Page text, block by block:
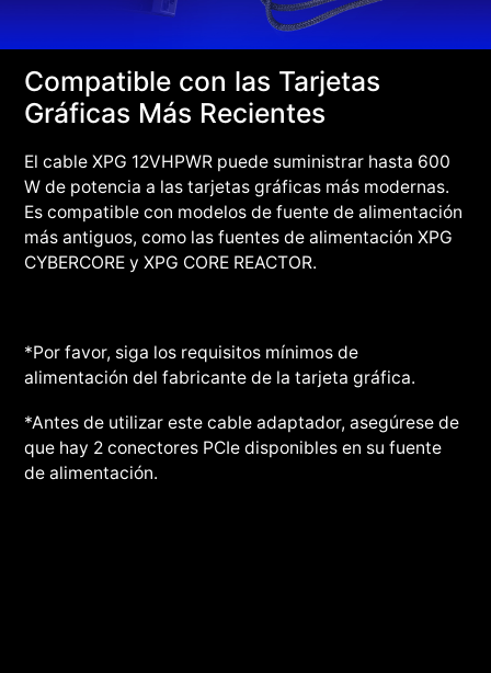
Compatible con las Tarjetas
Gráficas Más Recientes
El cable XPG 12VHPWR puede suministrar hasta 600
W de potencia a las tarjetas gráficas más modernas.
Es compatible con modelos de fuente de alimentación
más antiguos, como las fuentes de alimentación XPG
CYBERCORE y XPG CORE REACTOR.
*Por favor, siga los requisitos mínimos de
alimentación del fabricante de la tarjeta gráfica.
*Antes de utilizar este cable adaptador, asegúrese de
que hay 2 conectores PCIe disponibles en su fuente
de alimentación.